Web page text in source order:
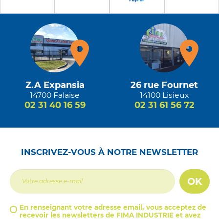
Z.A Expansia
14700 Falaise
02 31 40 16 59
26 rue Fournet
14100 Lisieux
02 31 61 56 72
INSCRIVEZ-VOUS À NOTRE NEWSLETTER
OK
En renseignant votre adresse email, vous acceptez de
recevoir les newsletters de FIMA INDUSTRIE et avez